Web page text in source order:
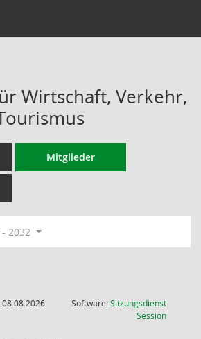
Wirtschaft, Verkehr,
Mitglieder
2032
Software:Sitzungsdienst
Session(Wird in